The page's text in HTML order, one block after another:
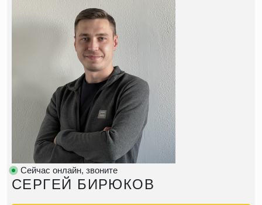
Сейчас онлайн, звоните
СЕРГЕЙ БИРЮКОВ